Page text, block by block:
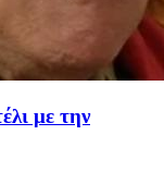
με την